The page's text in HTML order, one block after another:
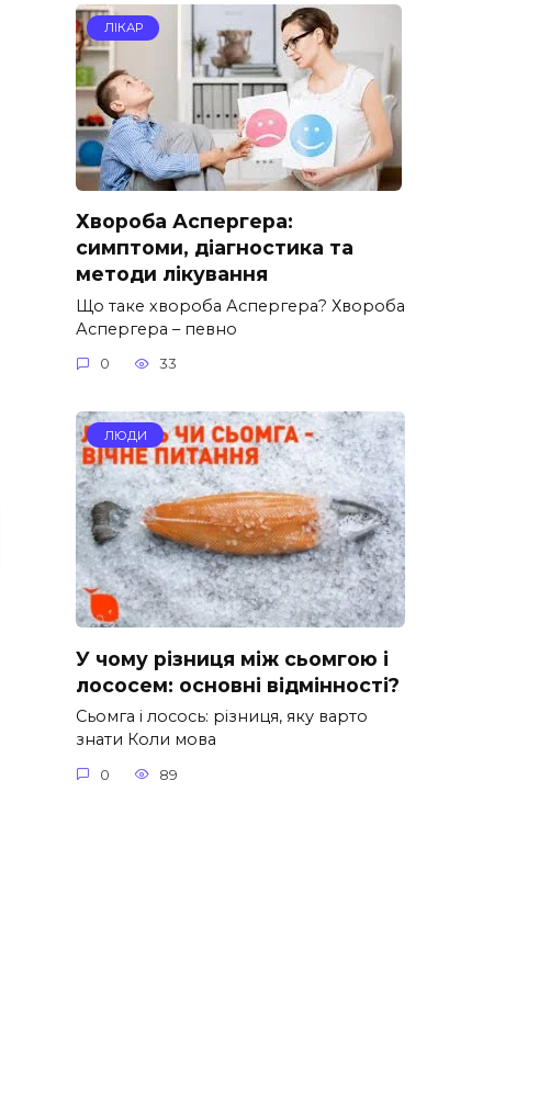
ЛІКАР
Хвороба Аспергера:
симптоми, діагностика та
методи лікування
Що таке хвороба Аспергера? Хвороба
Аспергера – певно
0 33
ЛЮДИ
У чому різниця між сьомгою і
лососем: основні відмінності?
Сьомга і лосось: різниця, яку варто
знати Коли мова
0 89